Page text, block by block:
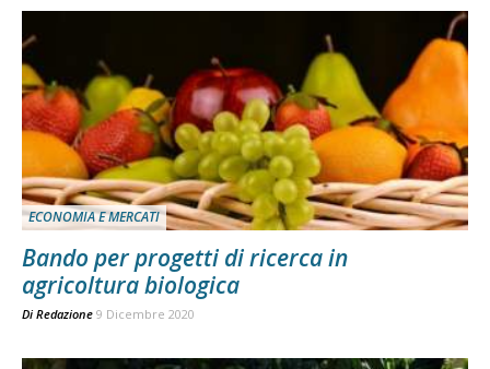
ECONOMIA E MERCATI
Bando per progetti di ricerca in
agricoltura biologica
Di Redazione 9 Dicembre 2020